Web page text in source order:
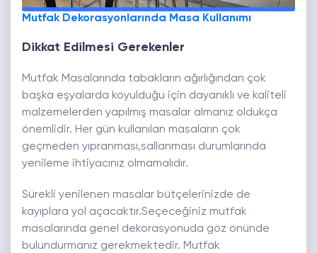
Mutfak Dekorasyonlarında Masa Kullanımı
Dikkat Edilmesi Gerekenler
Mutfak Masalarında tabakların ağırlığından çok
başka eşyalarda koyulduğu için dayanıklı ve kaliteli
malzemelerden yapılmış masalar almanız oldukça
önemlidir. Her gün kullanılan masaların çok
geçmeden yıpranması,sallanması durumlarında
yenileme ihtiyacınız olmamalıdır.
Sürekli yenilenen masalar bütçelerinizde de
kayıplara yol açacaktır.Seçeceğiniz mutfak
masalarında genel dekorasyonuda göz önünde
bulundurmanız gerekmektedir. Mutfak